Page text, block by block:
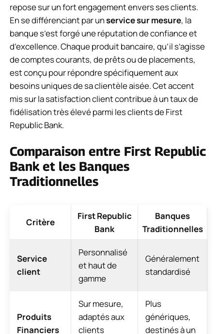
repose sur un fort engagement envers ses clients.
En se différenciant par unservice sur mesure, la
banque s’est forgé une réputation de confiance et
d’excellence. Chaque produit bancaire, qu’il s’agisse
de comptes courants, de prêts ou de placements,
est conçu pour répondre spécifiquement aux
besoins uniques de sa clientèle aisée. Cet accent
mis sur la satisfaction client contribue à un taux de
fidélisation très élevé parmi les clients de First
Republic Bank.
Comparaison entre First Republic
Bank et les Banques
Traditionnelles
Critère
First Republic
Bank
Banques
Traditionnelles
Service
client
Personnalisé
et haut de
gamme
Généralement
standardisé
Produits
Financiers
Sur mesure,
adaptés aux
clients
Plus
génériques,
destinés à un